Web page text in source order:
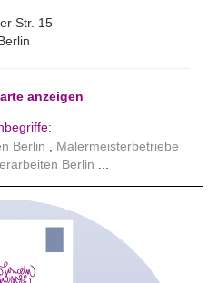
Str. 15
anzeigen
Berlin
Malermeisterbetriebe
Berlin